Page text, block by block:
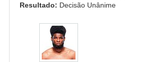
Resultado: Decisão Unânime